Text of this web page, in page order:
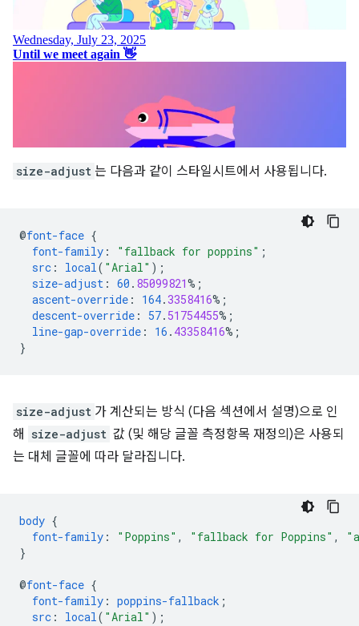
size-adjust 는 다음과 같이 스타일시트에서 사용됩니다.
@font-face {
font-family : "fallback for poppins" ;
src : local ( "Arial" );
size-adjust : 60 . 85099821%;
ascent-override : 164. 3358416%;
descent-override : 57. 51754455%;
line-gap-override : 16 . 43358416%;
}
size-adjust 가 계산되는 방식 (다음 섹션에서 설명)으로 인
해
size-adjust 값 (및 해당 글꼴 측정항목 재정의)은 사용되
는 대체 글꼴에 따라 달라집니다.
body {
font-family : "Poppins" , "fallback for Poppins" ,
}
@font-face {
font-family : poppins-fallback ;
src : local ( "Arial" );